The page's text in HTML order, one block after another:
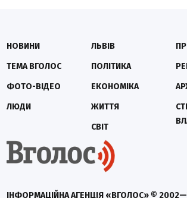
ІНФОРМАЦІЙНА АГЕНЦІЯ «ВГОЛОС» ©
НОВИНИ
ТЕМА ВГОЛОС
ФОТО-ВІДЕО
ЛЮДИ
ЛЬВІВ
ПОЛІТИКА
ЕКОНОМІКА
ЖИТТЯ
СВІТ